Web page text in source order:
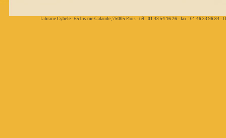
Librarie Cybele - 65 bis rue Galande, 75005 Paris - tél : 01 43 54 16 26 - fax : 01 46 33 96 84